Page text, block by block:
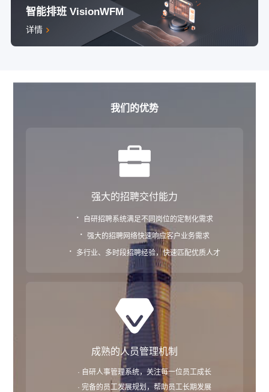
智能排班 VisionWFM
详情
我们的优势
强大的招聘交付能力
· 自研招聘系统满足不同岗位的定制化需求
· 强大的招聘网络快速响应客户业务需求
· 多行业、多时段招聘经验，快速匹配优质人才
成熟的人员管理机制
· 自研人事管理系统，关注每一位员工成长
· 完备的员工发展规划，帮助员工长期发展